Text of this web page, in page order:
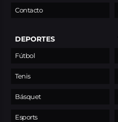
Contacto
DEPORTES
Fútbol
Tenis
Básquet
Esports